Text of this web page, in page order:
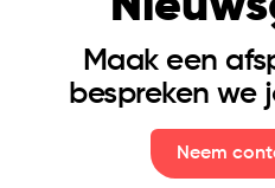
Collecte 365
Maak een
bespreken we
Neem